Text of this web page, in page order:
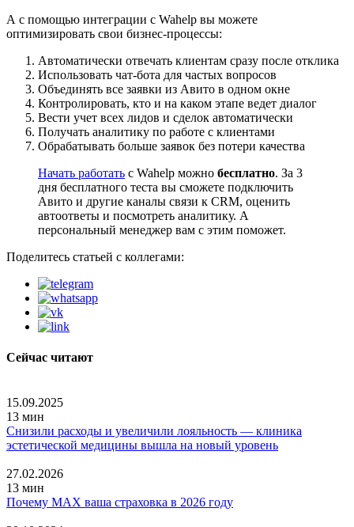
А с помощью интеграции с Wahelp вы можете
оптимизировать свои бизнес-процессы:
Автоматически отвечать клиентам сразу после отклика
Использовать чат-бота для частых вопросов
Объединять все заявки из Авито в одном окне
Контролировать, кто и на каком этапе ведет диалог
Вести учет всех лидов и сделок автоматически
Получать аналитику по работе с клиентами
Обрабатывать больше заявок без потери качества
Начать работать с Wahelp можно бесплатно. За 3
дня бесплатного теста вы сможете подключить
Авито и другие каналы связи к CRM, оценить
автоответы и посмотреть аналитику. А
персональный менеджер вам с этим поможет.
Поделитесь статьей с коллегами:
Сейчас читают
15.09.2025
13 мин
Снизили расходы и увеличили лояльность — клиника
эстетической медицины вышла на новый уровень
27.02.2026
13 мин
Почему MAX ваша страховка в 2026 году